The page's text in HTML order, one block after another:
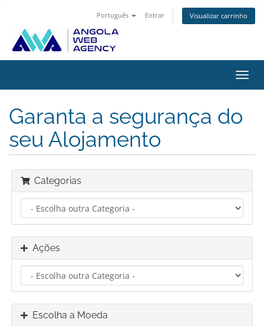
Português Entrar Visualizar carrinho
Garanta a segurança do
seu Alojamento
Categorias
Ações
Escolha a Moeda